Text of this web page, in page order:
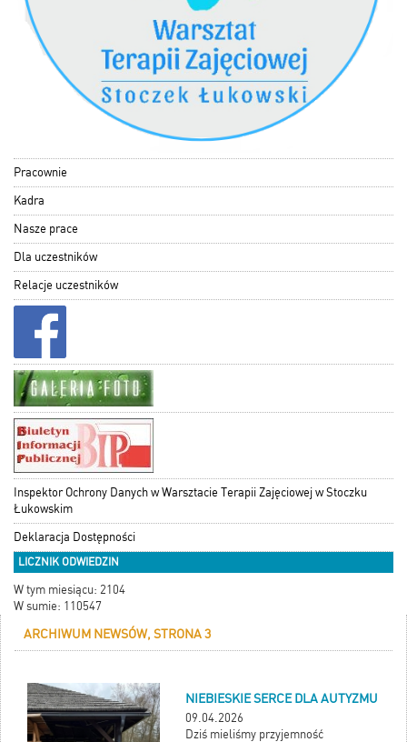
Pracownie
Kadra
Nasze prace
Dla uczestników
Relacje uczestników
Inspektor Ochrony Danych w Warsztacie Terapii Zajęciowej w Stoczku
Łukowskim
Deklaracja Dostępności
LICZNIK ODWIEDZIN
W tym miesiącu: 2104
W sumie: 110547
ARCHIWUM NEWSÓW, STRONA 3
NIEBIESKIE SERCE DLA AUTYZMU
09.04.2026
Dziś mieliśmy przyjemność